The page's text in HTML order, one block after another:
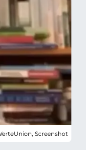
Screenshot